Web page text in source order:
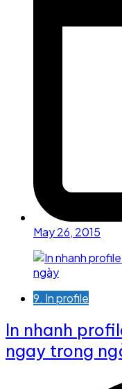
May 26, 2015
9. In profile
In nhanh
ngay trong